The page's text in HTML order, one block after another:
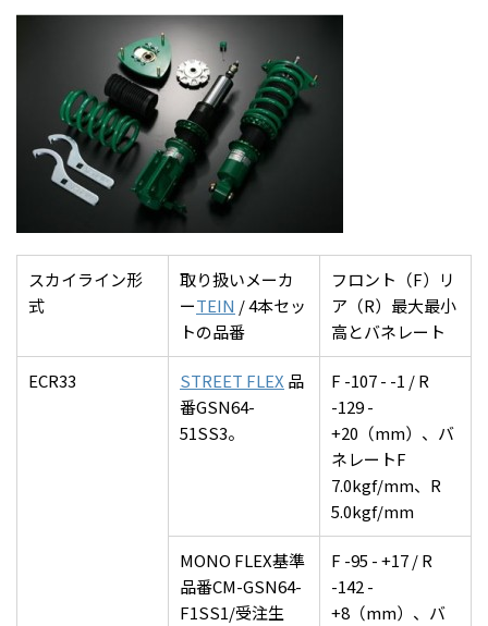
スカイライン形
式
取り扱いメーカ
ーTEIN / 4本セッ
トの品番
フロント（F）リ
ア（R）最大最小
高とバネレート
ECR33 STREET FLEX 品
番GSN64-
51SS3。
F -107 - -1 / R
-129 -
+20（mm）、バ
ネレートF
7.0kgf/mm、R
5.0kgf/mm
MONO FLEX基準
品番CM-GSN64-
F1SS1/受注生
F -95 - +17 / R
-142 -
+8（mm）、バ